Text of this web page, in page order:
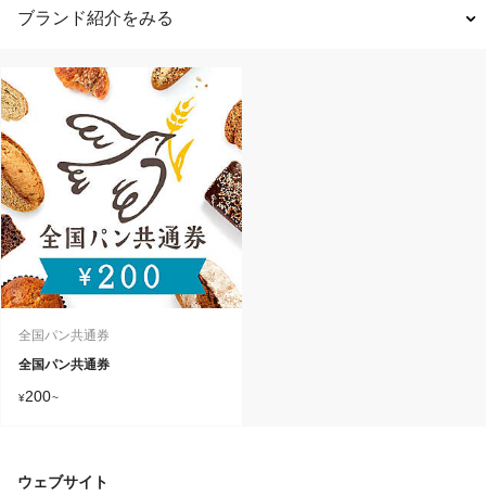
ブランド紹介をみる
全国パン共通券
全国パン共通券
¥200~
ウェブサイト